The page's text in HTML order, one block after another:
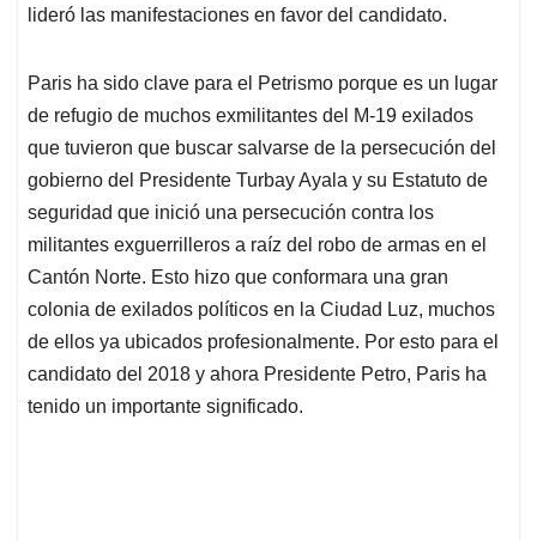
lideró las manifestaciones en favor del candidato.
Paris ha sido clave para el Petrismo porque es un lugar
de refugio de muchos exmilitantes del M-19 exilados
que tuvieron que buscar salvarse de la persecución del
gobierno del Presidente Turbay Ayala y su Estatuto de
seguridad que inició una persecución contra los
militantes exguerrilleros a raíz del robo de armas en el
Cantón Norte. Esto hizo que conformara una gran
colonia de exilados políticos en la Ciudad Luz, muchos
de ellos ya ubicados profesionalmente. Por esto para el
candidato del 2018 y ahora Presidente Petro, Paris ha
tenido un importante significado.